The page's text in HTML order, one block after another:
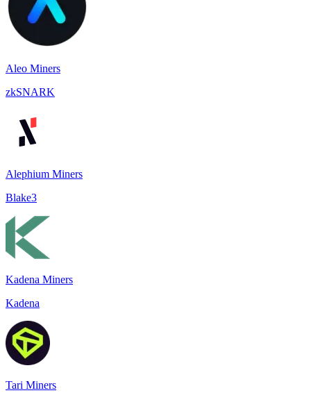
Aleo Miners
zkSNARK
Alephium Miners
Blake3
Kadena Miners
Kadena
Tari Miners